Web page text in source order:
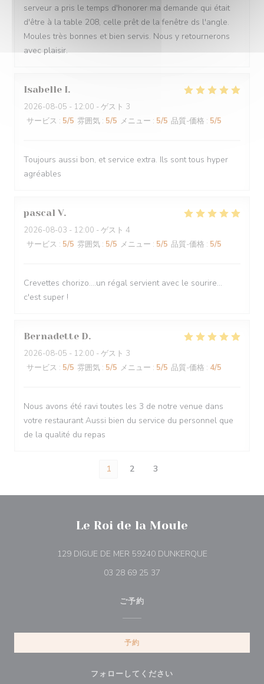
serveur a pris le temps d'honorer ma demande qui était
d'être à la table 208, celle prêt de la fenêtre ds l'angle.
Moules très bonnes et bien servis. Nous y retournerons
avec plaisir.
Isabelle I
2026-08-05 - 12:00 - ゲスト 3
サービス : 5/5 雰囲気 : 5/5 メニュー : 5/5 品質-価格 : 5/5
Toujours aussi bon, et service extra. Ils sont tous hyper
agréables
pascal V
2026-08-03 - 12:00 - ゲスト 4
サービス : 5/5 雰囲気 : 5/5 メニュー : 5/5 品質-価格 : 5/5
Crevettes chorizo....un régal servient avec le sourire...
c'est super !
Bernadette D
2026-08-05 - 12:00 - ゲスト 3
サービス : 5/5 雰囲気 : 5/5 メニュー : 5/5 品質-価格 : 4/5
Nous avons été ravi toutes les 3 de notre venue dans
votre restaurant Aussi bien du service du personnel que
de la qualité du repas
1 2 3
Le Roi de la Moule
129 DIGUE DE MER 59240 DUNKERQUE((新しいウィン
03 28 69 25 37
ご予約
予約
フォローしてください